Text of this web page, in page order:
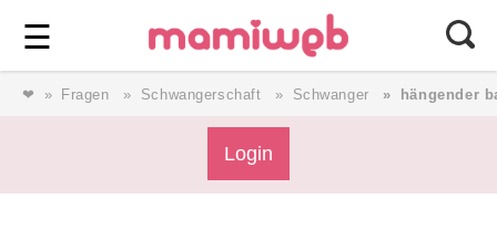
☰ ⎯ Wir lieben Familie ⎯
❤ Fragen Schwangerschaft Schwanger hängender
Login